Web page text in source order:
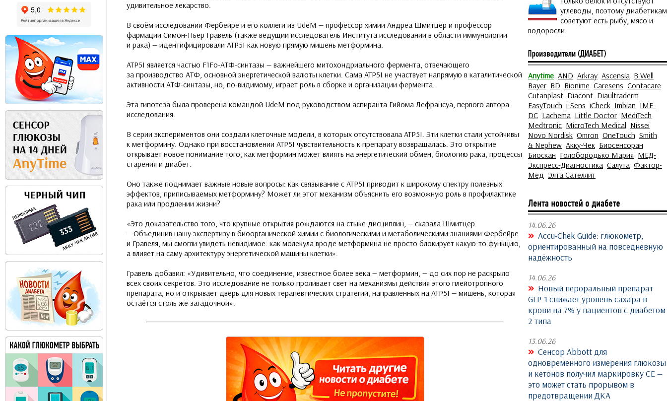
удивительное лекарство.
В своём исследовании Фербейре и его коллеги из UdeM — профессор химии Андреа Шмитцер и профессор
фармации Симон-Пьер Гравель (также ведущий исследователь Института исследований в области иммунологии
и рака) — идентифицировали ATP5I как новую прямую мишень метформина.
ATP5I является частью F1Fo-АТФ-синтазы — важнейшего митохондриального фермента, отвечающего
за производство АТФ, основной энергетической валюты клетки. Сама ATP5I не участвует напрямую в каталитической
активности АТФ-синтазы, но, по-видимому, играет роль в сборке и организации фермента.
Эта гипотеза была проверена командой UdeM под руководством аспиранта Гийома Лефрансуа, первого автора
исследования.
В серии экспериментов они создали клеточные модели, в которых отсутствовала ATP5I. Эти клетки стали устойчивы
к метформину. Однако при восстановлении ATP5I чувствительность к препарату возвращалась. Это открытие
открывает новое понимание того, как метформин может влиять на энергетический обмен, биологию рака, процессы
старения и диабет.
Оно также поднимает важные новые вопросы: как связывание с ATP5I приводит к широкому спектру полезных
эффектов, приписываемых метформину? Может ли этот механизм объяснить его возможную роль в профилактике
рака или продлении жизни?
«Это доказательство того, что крупные открытия рождаются на стыке дисциплин, — сказала Шмитцер.
— Объединив нашу экспертизу в биоорганической химии с биологическими и метаболическими знаниями Фербейре
и Гравеля, мы смогли увидеть невидимое: как молекула вроде метформина не просто блокирует какую-то функцию,
а влияет на саму архитектуру энергетической машины клетки».
Гравель добавил: «Удивительно, что соединение, известное более века — метформин, — до сих пор не раскрыло
всех своих секретов. Это исследование не только проливает свет на механизмы действия этого плейотропного
препарата, но и открывает дверь для новых терапевтических стратегий, направленных на ATP5I — мишень, которая
остаётся столь же загадочной».
углеводы, поэтому диабетикам
советуют есть рыбу, мясо и
водоросли.
Anytime AND Arkray Ascensia B.Well
Bayer BD Bionime Caresens Contacare
Cutanplast Diacont Diaultraderm
EasyTouch i-Sens iCheck Imbian IME-
DC Lachema Little Doctor MediTech
Medtronic MicroTech Medical Nissei
Novo Nordisk Omron OneTouch Smith
& Nephew Акку-Чек Биосенсоран
Биоскан Голобородько Мария МЕД-
Экспресс-Диагностика Салута Фактор-
Мед Элта Сателлит
14.06.26
Accu-Chek Guide: глюкометр,
ориентированный на повседневную
надёжность
14.06.26
Новый пероральный препарат
GLP-1 снижает уровень сахара в
крови на 7% у пациентов с диабетом
2 типа
13.06.26
Сенсор Abbott для
одновременного измерения глюкозы
и кетонов получил маркировку CE —
это может стать прорывом в
предотвращении ДКА